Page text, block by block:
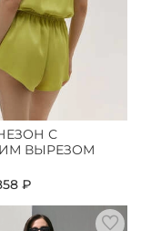
С
ВЫРЕЗОМ
₽